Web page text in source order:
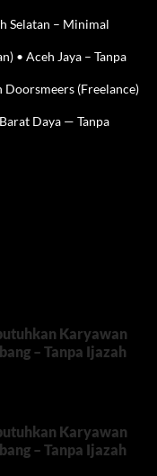
Selatan – Minimal
• Aceh Jaya – Tanpa
Doorsmeers (Freelance)
Daya — Tanpa
Karyawan
– Tanpa Ijazah
Karyawan
– Tanpa Ijazah